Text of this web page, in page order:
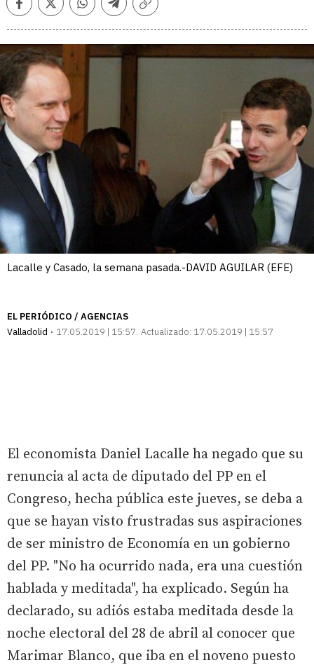
FacebookTwitterWhatsappTelegramCopiar
Lacalle y Casado, la semana pasada.-DAVID AGUILAR (EFE)
EL PERIÓDICO / AGENCIAS
Valladolid
17.05.2019 | 15:57 Actualizado: 17.05.2019 | 15:57
El economista Daniel Lacalle ha negado que su
renuncia al acta de diputado del PP en el
Congreso, hecha pública este jueves, se deba a
que se hayan visto frustradas sus aspiraciones
de ser ministro de Economía en un gobierno
del PP. "No ha ocurrido nada, era una cuestión
hablada y meditada", ha explicado. Según ha
declarado, su adiós estaba meditada desde la
noche electoral del 28 de abril al conocer que
Marimar Blanco, que iba en el noveno puesto